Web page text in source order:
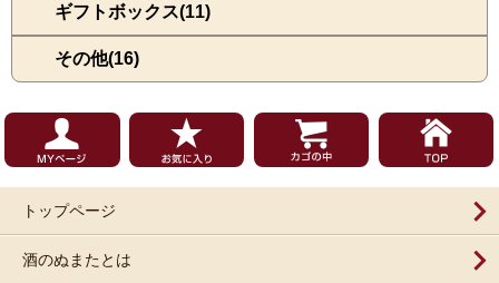
ギフトボックス(11)
その他(16)
トップページ
酒のぬまたとは